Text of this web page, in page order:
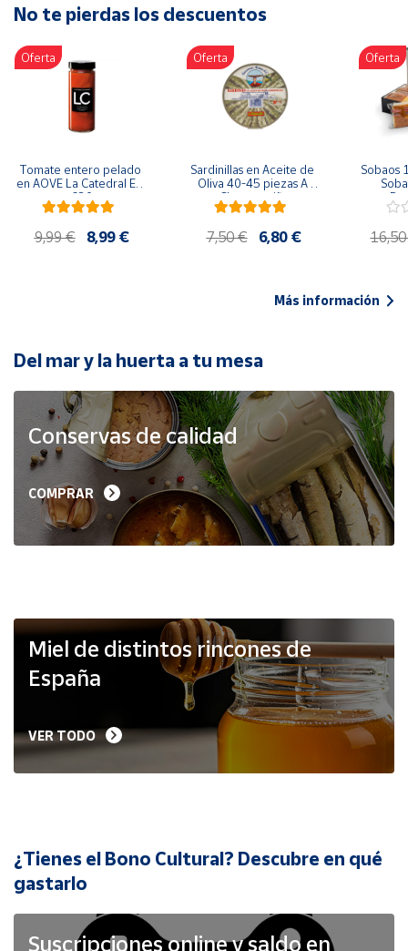
Artesanía
Oficina y
Papelería
Para Canarias,
Ceuta y Melilla
populares
Bono
Cultural
de Correos
Market
Productos
Solidarios
Ayuda
Vendedores
Mapa de
Hazte
vendedor
Cuenta
No te pierdas los descuentos
Oferta
Tomate entero pelado
en AOVE La Catedral ER-
630
9,99 € 8,99 €
Oferta
Sardinillas en Aceite de
Oliva 40-45 piezas A
Churrusquiña
7,50 € 6,80 €
Oferta
Sobaos
Más información
Del mar y la huerta a tu mesa
Conservas de calidad
COMPRAR
Miel de distintos rincones de
España
VER TODO
¿Tienes el Bono Cultural? Descubre en qué
gastarlo
Suscripciones online y saldo en